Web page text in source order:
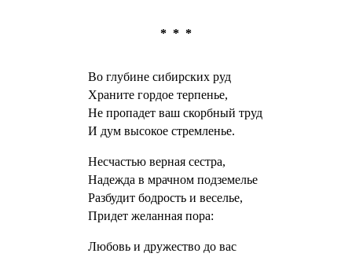
* * *
Во глубине сибирских руд
Храните гордое терпенье,
Не пропадет ваш скорбный труд
И дум высокое стремленье.
Несчастью верная сестра,
Надежда в мрачном подземелье
Разбудит бодрость и веселье,
Придет желанная пора:
Любовь и дружество до вас